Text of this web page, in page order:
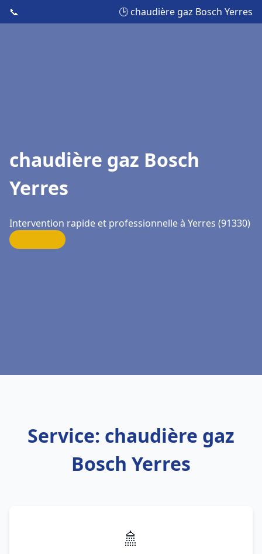
📞 🕒 chaudière gaz Bosch Yerres
chaudière gaz Bosch
Yerres
Intervention rapide et professionnelle à Yerres (91330)
Service: chaudière gaz
Bosch Yerres
🚿